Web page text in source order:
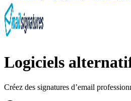
Logiciels
Créez des signatures d’email